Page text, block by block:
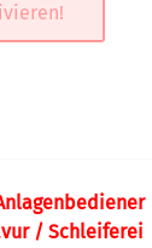
/ Schleiferei